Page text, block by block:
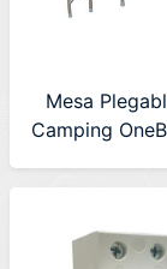
Mesa
Camping